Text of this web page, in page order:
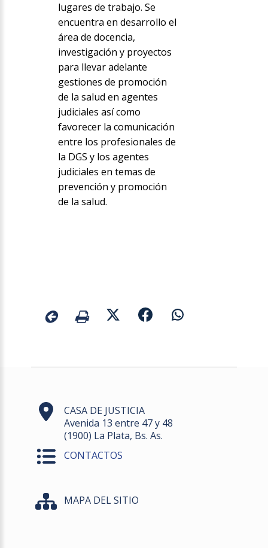
lugares de trabajo. Se
encuentra en desarrollo el
área de docencia,
investigación y proyectos
para llevar adelante
gestiones de promoción
de la salud en agentes
judiciales así como
favorecer la comunicación
entre los profesionales de
la DGS y los agentes
judiciales en temas de
prevención y promoción
de la salud.
CASA DE JUSTICIA
Avenida 13 entre 47 y 48
(1900) La Plata, Bs. As.
CONTACTOS
MAPA DEL SITIO